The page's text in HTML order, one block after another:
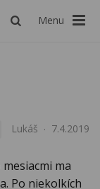
Menu
Lukáš 7.4.2019
ma
Po niekolkích